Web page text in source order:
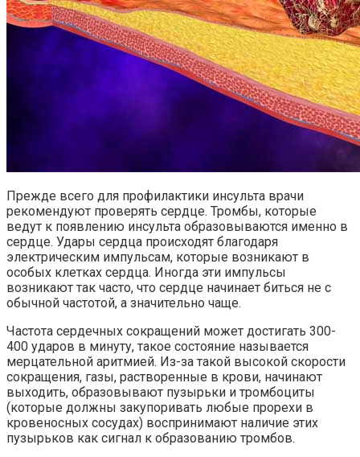
Прежде всего для профилактики инсульта врачи
рекомендуют проверять сердце. Тромбы, которые
ведут к появлению инсульта образовываются именно в
сердце. Удары сердца происходят благодаря
электрическим импульсам, которые возникают в
особых клетках сердца. Иногда эти импульсы
возникают так часто, что сердце начинает биться не с
обычной частотой, а значительно чаще.
Частота сердечных сокращений может достигать 300-
400 ударов в минуту, такое состояние называется
мерцательной аритмией. Из-за такой высокой скорости
сокращения, газы, растворенные в крови, начинают
выходить, образовывают пузырьки и тромбоциты
(которые должны закупоривать любые прорехи в
кровеносных сосудах) воспринимают наличие этих
пузырьков как сигнал к образованию тромбов.